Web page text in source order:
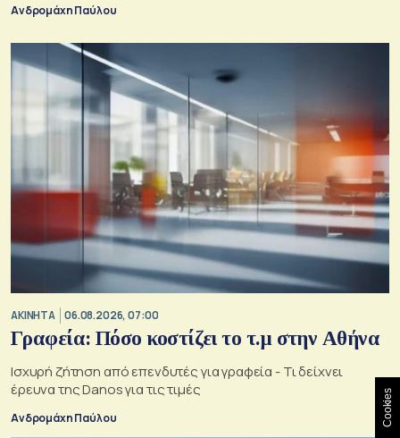
Ανδρομάχη Παύλου
ΑΚΙΝΗΤΑ 06.08.2026, 07:00
Γραφεία: Πόσο κοστίζει το τ.μ στην Αθήνα
Ισχυρή ζήτηση από επενδυτές για γραφεία - Τι δείχνει
έρευνα της Danos για τις τιμές
Ανδρομάχη Παύλου Cookies